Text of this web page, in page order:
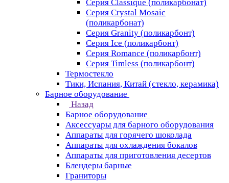
Серия Classique (поликарбонат)
Серия Crystal Mosaic
(поликарбонат)
Серия Granity (поликарбонт)
Серия Ice (поликарбонт)
Серия Romance (поликарбонт)
Серия Timless (поликарбонт)
Термостекло
Тики, Испания, Китай (стекло, керамика)
Барное оборудование
Назад
Барное оборудование
Аксессуары для барного оборудования
Аппараты для горячего шоколада
Аппараты для охлаждения бокалов
Аппараты для приготовления десертов
Блендеры барные
Граниторы